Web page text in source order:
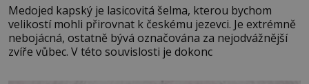
Medojed kapský je lasicovitá šelma, kterou bychom
velikostí mohli přirovnat k českému jezevci. Je extrémně
nebojácná, ostatně bývá označována za nejodvážnější
zvíře vůbec. V této souvislosti je dokonc